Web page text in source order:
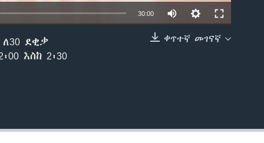
EMBED
30:00
ቀጥተኛ መገናኛ
ደቂቃ
እስከ 2፡30